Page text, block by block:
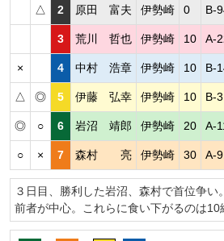
△ 2 原田 富夫 伊勢崎 0 B-
3 荒川 哲也 伊勢崎 10 A-
× 4 中村 浩章 伊勢崎 10 B-
△ ◎ 5 伊藤 弘幸 伊勢崎 10 B-3
◎ ○ 6 岩沼 靖郎 伊勢崎 20 A-
○ × 7 森村 亮 伊勢崎 30 A-
３日目、勝利した岩沼、森村で首位争い
前者が中心。これらに食い下がるのは10